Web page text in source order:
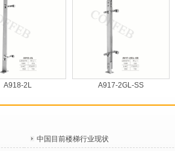
2L A917-2GL-SS
中国目前楼梯行业现状